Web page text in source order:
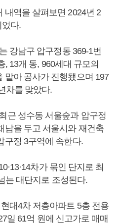
내역을 살펴보면 2024년 2
었다.
강남구 압구정동 369-1번
13개 동, 960세대 규모의
맡아 공사가 진행됐으며 197
차를 맞았다.
근 성수동 서울숲과 압구정
납을 두고 서울시와 재건축
구정 3구역에 속한다.
차가 묶인 단지로 최
는 대단지로 조성된다.
대4차 저층아파트 5층 전용
일 61억 원에 신고가로 매매